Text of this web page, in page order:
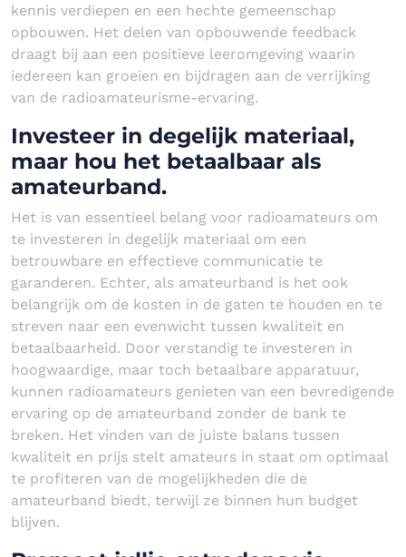
kennis verdiepen en een hechte gemeenschap
opbouwen. Het delen van opbouwende feedback
draagt bij aan een positieve leeromgeving waarin
iedereen kan groeien en bijdragen aan de verrijking
van de radioamateurisme-ervaring.
Investeer in degelijk materiaal,
maar hou het betaalbaar als
amateurband.
Het is van essentieel belang voor radioamateurs om
te investeren in degelijk materiaal om een
betrouwbare en effectieve communicatie te
garanderen. Echter, als amateurband is het ook
belangrijk om de kosten in de gaten te houden en te
streven naar een evenwicht tussen kwaliteit en
betaalbaarheid. Door verstandig te investeren in
hoogwaardige, maar toch betaalbare apparatuur,
kunnen radioamateurs genieten van een bevredigende
ervaring op de amateurband zonder de bank te
breken. Het vinden van de juiste balans tussen
kwaliteit en prijs stelt amateurs in staat om optimaal
te profiteren van de mogelijkheden die de
amateurband biedt, terwijl ze binnen hun budget
blijven.